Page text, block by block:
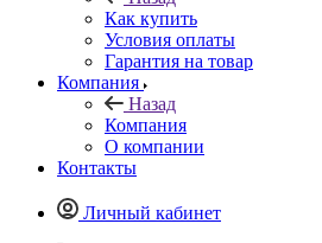
Как купить
Условия оплаты
Гарантия на товар
Компания
Назад
Компания
О компании
Контакты
Личный кабинет